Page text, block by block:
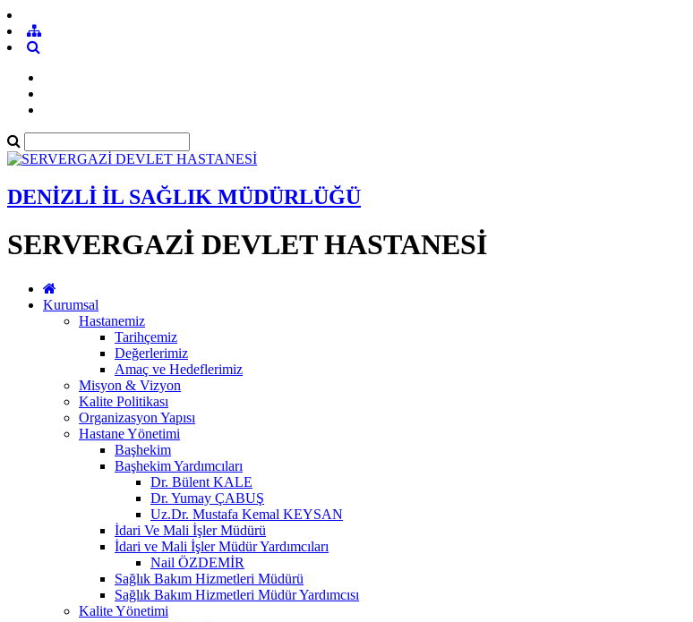
DENİZLİ İL SAĞLIK MÜDÜRLÜĞÜ
SERVERGAZİ DEVLET HASTANESİ
Kurumsal
Hastanemiz
Tarihçemiz
Değerlerimiz
Amaç ve Hedeflerimiz
Misyon & Vizyon
Kalite Politikası
Organizasyon Yapısı
Hastane Yönetimi
Başhekim
Başhekim Yardımcıları
Dr. Bülent KALE
Dr. Yumay ÇABUŞ
Uz.Dr. Mustafa Kemal KEYSAN
İdari Ve Mali İşler Müdürü
İdari ve Mali İşler Müdür Yardımcıları
Nail ÖZDEMİR
Sağlık Bakım Hizmetleri Müdürü
Sağlık Bakım Hizmetleri Müdür Yardımcısı
Kalite Yönetimi